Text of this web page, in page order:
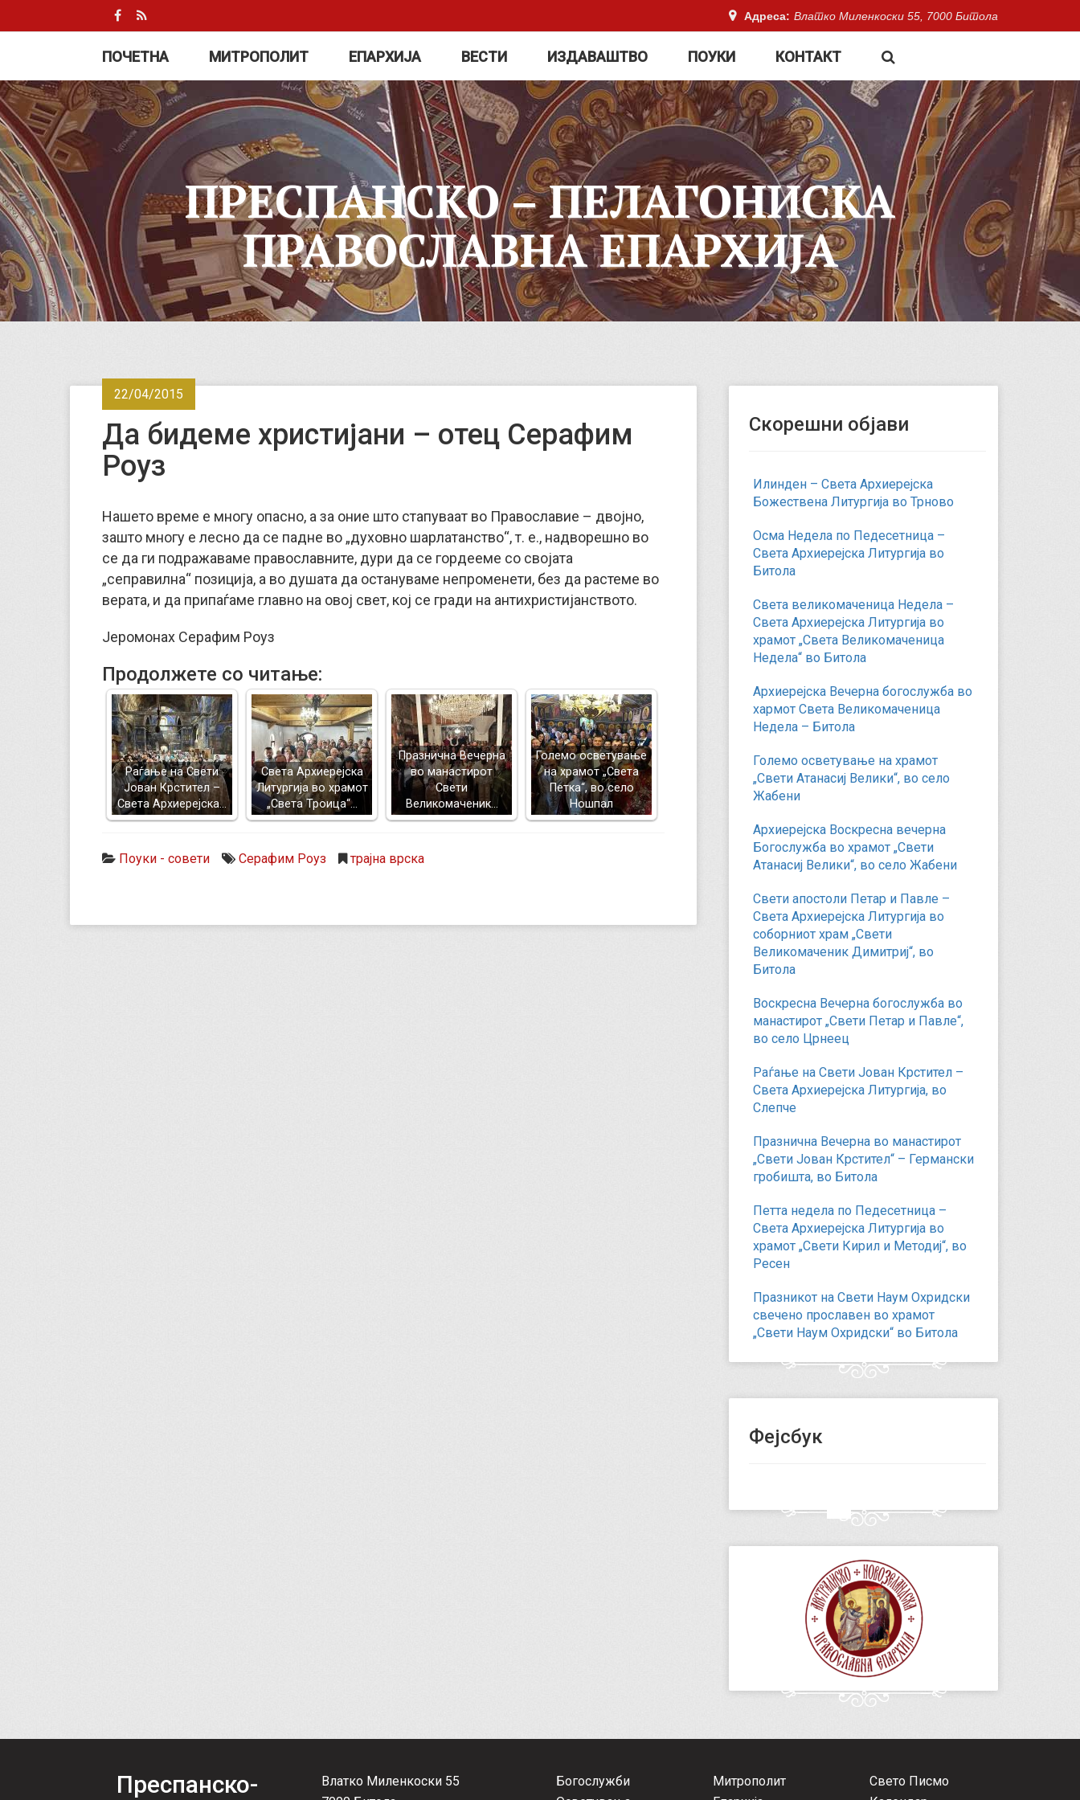
Адреса: Влатко Миленкоски 55, 7000 Битола
ПОЧЕТНА МИТРОПОЛИТ ЕПАРХИЈА ВЕСТИ ИЗДАВАШТВО ПОУКИ КОНТАКТ
ПРЕСПАНСКО – ПЕЛАГОНИСКА
ПРАВОСЛАВНА ЕПАРХИЈА
22/04/2015
Да бидеме христијани – отец Серафим
Роуз
Нашето време е многу опасно, а за оние што стапуваат во Православие – двојно,
зашто многу е лесно да се падне во „духовно шарлатанство“, т. е., надворешно во
се да ги подражаваме православните, дури да се гордееме со својата
„сеправилна“ позиција, а во душата да остануваме непроменети, без да растеме во
верата, и да припаѓаме главно на овој свет, кој се гради на антихристијанството.
Јеромонах Серафим Роуз
Продолжете со читање:
Раѓање на Свети
Јован Крстител –
Света Архиерејска…
Света Архиерејска
Литургија во храмот
„Света Троица“…
Празнична Вечерна
во манастирот
Свети
Великомаченик…
Големо осветување
на храмот „Света
Петка“, во село
Ношпал
Поуки - совети Серафим Роуз трајна врска
Скорешни објави
Илинден – Света Архиерејска
Божествена Литургија во Трново
Осма Недела по Педесетница –
Света Архиерејска Литургија во
Битола
Света великомаченица Недела –
Света Архиерејска Литургија во
храмот „Света Великомаченица
Недела“ во Битола
Архиерејска Вечерна богослужба во
хармот Света Великомаченица
Недела – Битола
Големо осветување на храмот
„Свети Атанасиј Велики“, во село
Жабени
Архиерејска Воскресна вечерна
Богослужба во храмот „Свети
Атанасиј Велики“, во село Жабени
Свети апостоли Петар и Павле –
Света Архиерејска Литургија во
соборниот храм „Свети
Великомаченик Димитриј“, во
Битола
Воскресна Вечерна богослужба во
манастирот „Свети Петар и Павле“,
во село Црнеец
Раѓање на Свети Јован Крстител –
Света Архиерејска Литургија, во
Слепче
Празнична Вечерна во манастирот
„Свети Јован Крстител“ – Германски
гробишта, во Битола
Петта недела по Педесетница –
Света Архиерејска Литургија во
храмот „Свети Кирил и Методиј“, во
Ресен
Празникот на Свети Наум Охридски
свечено прославен во храмот
„Свети Наум Охридски“ во Битола
Фејсбук
Преспанско-
Влатко Миленкоски 55
Богослужби
Митрополит
Свето Писмо